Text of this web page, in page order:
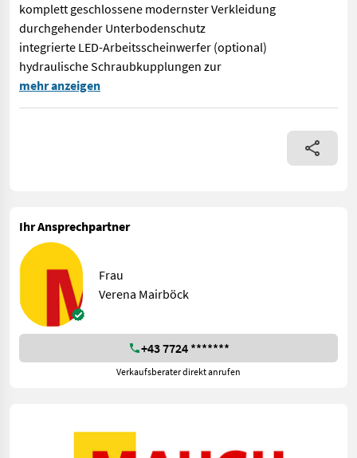
komplett geschlossene modernster Verkleidung
durchgehender Unterbodenschutz
integrierte LED-Arbeitsscheinwerfer (optional)
hydraulische Schraubkupplungen zur
IRUS DELTRAK 50V3 mit Tellermähwerk Doosan 3-Zylinder
mehr anzeigen
Ihr Ansprechpartner
Frau
Verena Mairböck
+43 7724 *******
Verkaufsberater direkt anrufen